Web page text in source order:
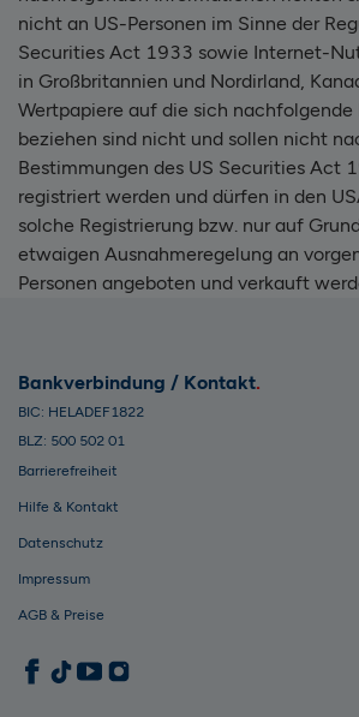
nicht an US-Personen im Sinne der
Securities Act 1933 sowie Internet-
in Großbritannien und Nordirland,
Wertpapiere auf die sich
beziehen sind nicht und sollen nicht
Bestimmungen des US Securities Act
registriert werden und dürfen in den
solche Registrierung bzw. nur auf
etwaigen Ausnahmeregelung an
Personen angeboten und verkauft
Bankverbindung / Kontakt
BIC: HELADEF1822
BLZ: 500 502 01
Barrierefreiheit
Hilfe & Kontakt
Datenschutz
Impressum
AGB & Preise
1822direkt auf Facebook
1822direkt auf TikTok
1822direkt auf YouTube
1822direkt auf Instagram